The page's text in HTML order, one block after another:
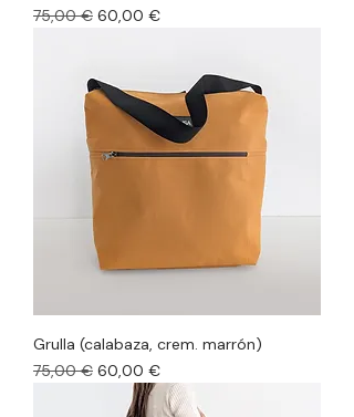
Precio
75,00 € Precio de oferta
60,00 €
Grulla (calabaza, crem. marrón)
Precio
75,00 € Precio de oferta
60,00 €